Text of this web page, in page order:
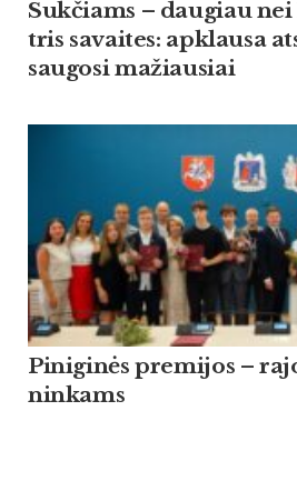
Suk­čiams – dau­giau
tris sa­vai­tes: ap­klau­sa
sau­go­si ma­žiau­siai
Pi­ni­ginės pre­mi­jos –
nin­kams